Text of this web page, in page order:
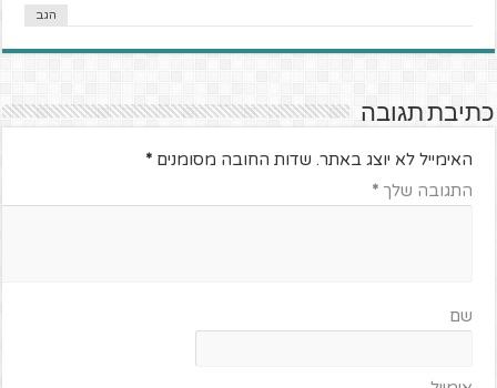
הגב
כתיבת תגובה
האימייל לא יוצג באתר. שדות החובה מסומנים*
התגובה שלך*
שם